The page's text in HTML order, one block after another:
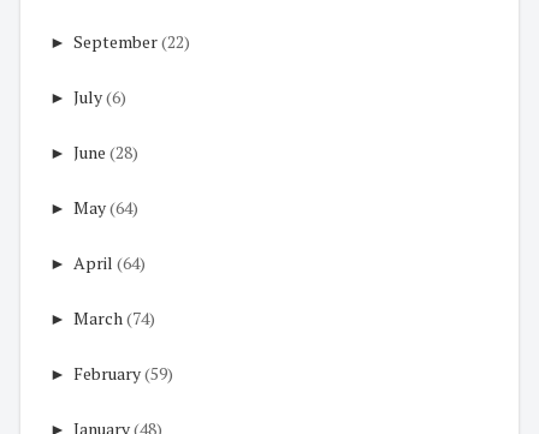
► September(22)
► July(6)
► June (28)
► May(64)
► April (64)
► March(74)
► February(59)
► January(48)